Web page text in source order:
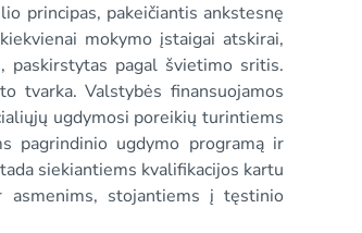
principas, pakeičiantis ankstesnę
mokymo įstaigai atskirai,
paskirstytas pagal švietimo sritis.
tvarka. Valstybės finansuojamos
ugdymosi poreikių turintiems
pagrindinio ugdymo programą ir
siekiantiems kvalifikacijos kartu
asmenims, stojantiems į tęstinio